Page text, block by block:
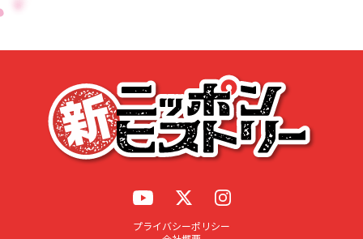
プライバシーポリシー